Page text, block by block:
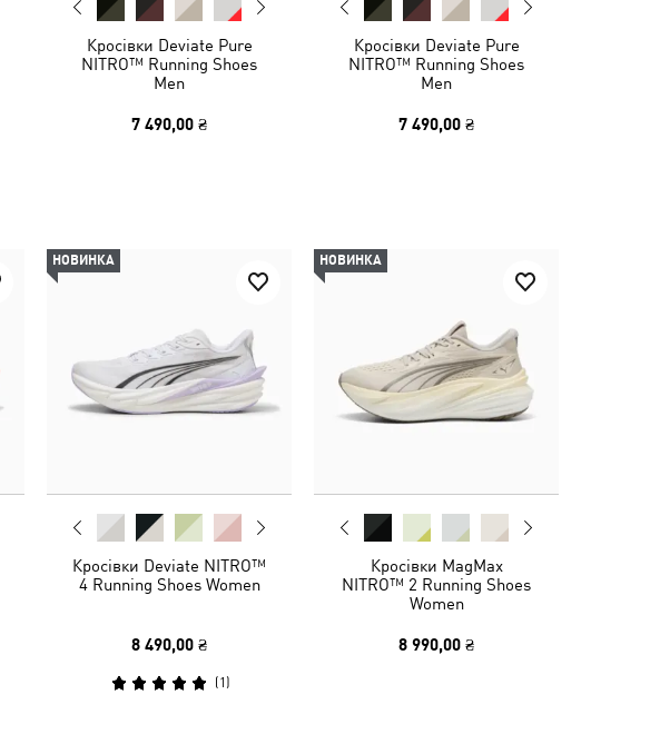
Кросівки Deviate Pure
NITRO™ Running Shoes
Men
7 490,00 ₴
Кросівки Deviate Pure
NITRO™ Running Shoes
Men
7 490,00 ₴
НОВИНКА
Кросівки Deviate NITRO™
4 Running Shoes Women
8 490,00 ₴
(1 )
НОВИНКА
Кросівки MagMax
NITRO™ 2 Running Shoes
Women
8 990,00 ₴